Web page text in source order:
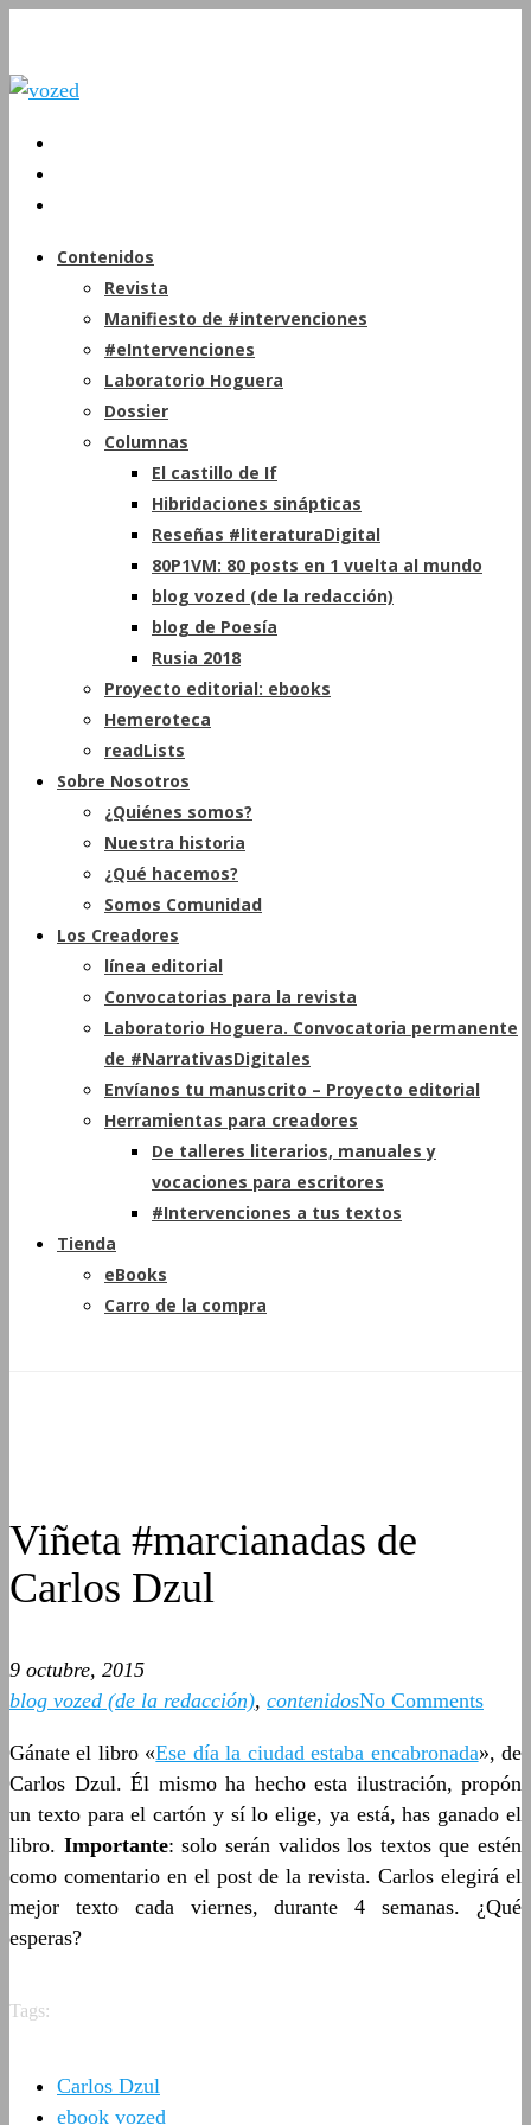
Contenidos
Revista
Manifiesto de #intervenciones
#eIntervenciones
Laboratorio Hoguera
Dossier
Columnas
El castillo de If
Hibridaciones sinápticas
Reseñas #literaturaDigital
80P1VM: 80 posts en 1 vuelta al mundo
blog vozed (de la redacción)
blog de Poesía
Rusia 2018
Proyecto editorial: ebooks
Hemeroteca
readLists
Sobre Nosotros
¿Quiénes somos?
Nuestra historia
¿Qué hacemos?
Somos Comunidad
Los Creadores
línea editorial
Convocatorias para la revista
Laboratorio Hoguera. Convocatoria permanente
de #NarrativasDigitales
Envíanos tu manuscrito – Proyecto editorial
Herramientas para creadores
De talleres literarios, manuales y
vocaciones para escritores
#Intervenciones a tus textos
Tienda
eBooks
Carro de la compra
Viñeta #marcianadas de
Carlos Dzul
9 octubre, 2015
blog vozed (de la redacción), contenidosNo Comments
Gánate el libro «Ese día la ciudad estaba encabronada», de
Carlos Dzul. Él mismo ha hecho esta ilustración, propón
un texto para el cartón y sí lo elige, ya está, has ganado el
libro. Importante: solo serán validos los textos que estén
como comentario en el post de la revista. Carlos elegirá el
mejor texto cada viernes, durante 4 semanas. ¿Qué
esperas?
Tags:
Carlos Dzul
ebook vozed